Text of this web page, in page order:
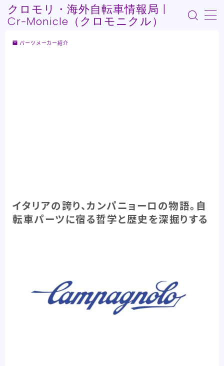
クロモリ・海外自転車情報局 |
Cr-Monicle（クロモニクル）
メーカー紹介 82
プロダクト紹介
フレーム紹介 44
パーツメーカー紹介
イタリアの誇り、カンパニョーロの物語。自
転車パーツに宿る哲学と歴史を深掘りする